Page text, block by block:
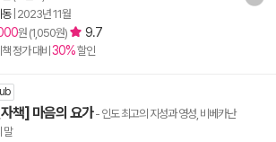
| 2023년 11월
원 (1,050원) 9.7
정가 대비 30%할인
책] 마음의 요가- 인도 최고의 지성과 영성, 비베카난
말